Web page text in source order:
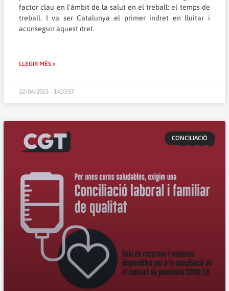
factor clau en l’àmbit de la salut en el treball: el temps de
treball. I va ser Catalunya el primer indret en lluitar i
aconseguir aquest dret.
LLEGIR MÉS »
22/04/2023 - 14:33:57
CONCILIACIÓ